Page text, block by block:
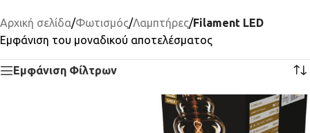
Αρχική σελίδα/Φωτισμός/Λαμπτήρες/Filament LED
Εμφάνιση του μοναδικού αποτελέσματος
Εμφάνιση Φίλτρων